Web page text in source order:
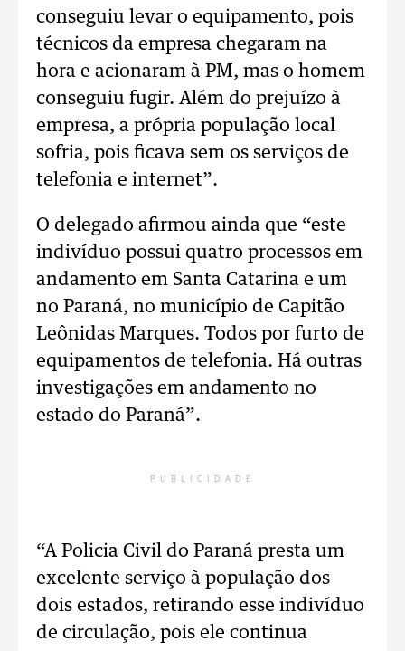
conseguiu levar o equipamento, pois
técnicos da empresa chegaram na
hora e acionaram à PM, mas o homem
conseguiu fugir. Além do prejuízo à
empresa, a própria população local
sofria, pois ficava sem os serviços de
telefonia e internet”.
O delegado afirmou ainda que “este
indivíduo possui quatro processos em
andamento em Santa Catarina e um
no Paraná, no município de Capitão
Leônidas Marques. Todos por furto de
equipamentos de telefonia. Há outras
investigações em andamento no
estado do Paraná”.
PUBLICIDADE
“A Policia Civil do Paraná presta um
excelente serviço à população dos
dois estados, retirando esse indivíduo
de circulação, pois ele continua